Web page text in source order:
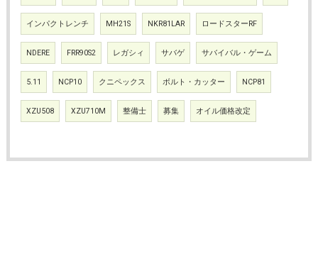
インパクトレンチ MH21S NKR81LAR ロードスターRF
NDERE FRR90S2 レガシィ サバゲ サバイバル・ゲーム
5.11 NCP10 クニペックス ボルト・カッター NCP81
XZU508 XZU710M 整備士 募集 オイル価格改定